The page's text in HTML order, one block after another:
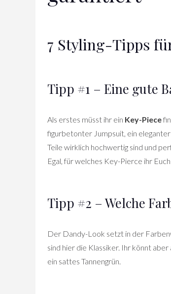
7 Styling-Tipps
Tipp #1 – Eine gute
Als erstes müsst ihr ein Key-Piece
figurbetonter Jumpsuit, ein
Teile wirklich hochwertig sind und
Egal, für welches Key-Pierce ihr
Tipp #2 – Welche
Der Dandy-Look setzt in der
sind hier die Klassiker. Ihr könnt
ein sattes Tannengrün.